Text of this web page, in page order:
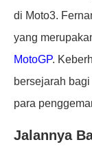
di Moto3.
yang
MotoGP.
bersejarah
para
Jalannya